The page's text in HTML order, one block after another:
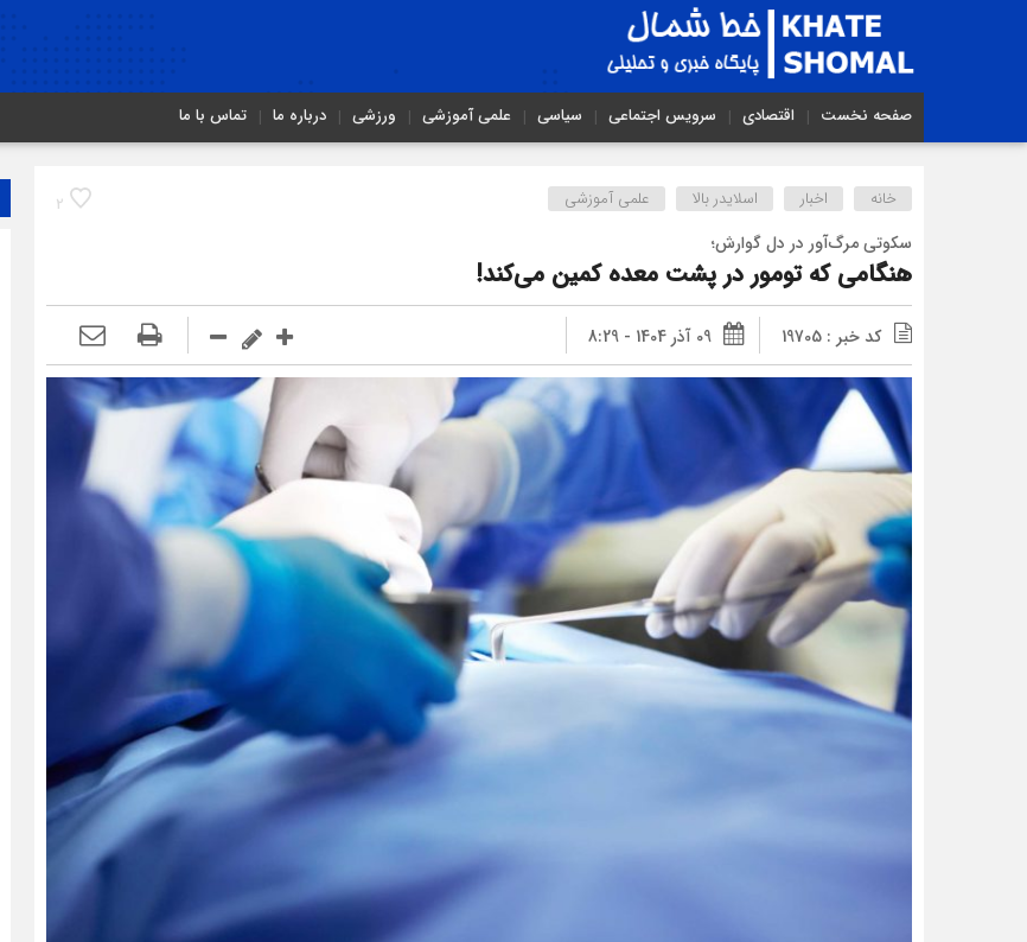
صفحه نخست اقتصادی سرویس اجتماعی سیاسی علمی آموزشی ورزشی درباره ما تماس با ما
2 خانه اخبار اسلایدر بالا علمی آموزشی
سکوتی مرگ‌آور در دل گوارش؛
هنگامی که تومور در پشت معده کمین می‌کند!
کد خبر : 19705 09 آذر 1404 - 8:29